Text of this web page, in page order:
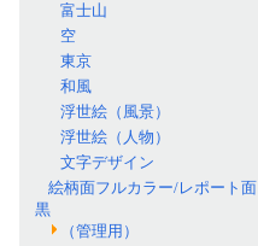
富士山
空
東京
和風
浮世絵（風景）
浮世絵（人物）
文字デザイン
絵柄面フルカラー/レポート面
黒
（管理用）